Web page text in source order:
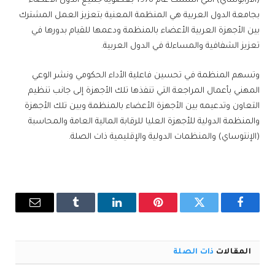
بجامعة الدول العربية هي المنظمة المعنية بتعزيز العمل المشترك
بين الأجهزة العربية الأعضاء بالمنظمة ودعمها للقيام بدورها في
تعزيز الشفافية والمساءلة في الدول العربية.
وتسهم المنظمة في تحسين فاعلية الأداء الحكومي ونشر الوعي
المهني بأعمال المراجعة التي تنفذها تلك الأجهزة إلى جانب تنظيم
التعاون وتدعيمه بين الأجهزة الأعضاء بالمنظمة وبين تلك الأجهزة
والمنظمة الدولية للأجهزة العليا للرقابة المالية العامة والمحاسبة
(الإنتوساي) والمنظمات الدولية والإقليمية ذات الصلة.
فيسبوك تويتر بينتيريستلينكدإن Tumblr
البريد
المقالات ذات الصلة